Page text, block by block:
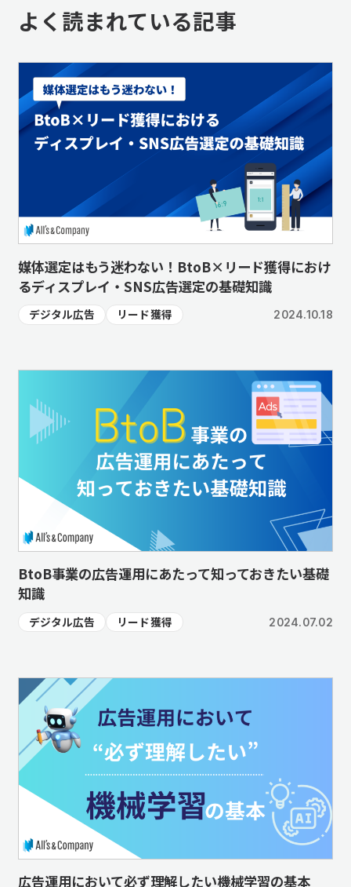
よく読まれている記事
媒体選定はもう迷わない！BtoB×リード獲得におけ
るディスプレイ・SNS広告選定の基礎知識
デジタル広告 リード獲得 2024.10.18
BtoB事業の広告運用にあたって知っておきたい基礎
知識
デジタル広告 リード獲得 2024.07.02
広告運用において必ず理解したい機械学習の基本